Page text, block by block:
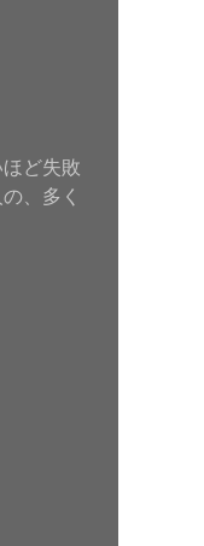
ど失敗
、多く